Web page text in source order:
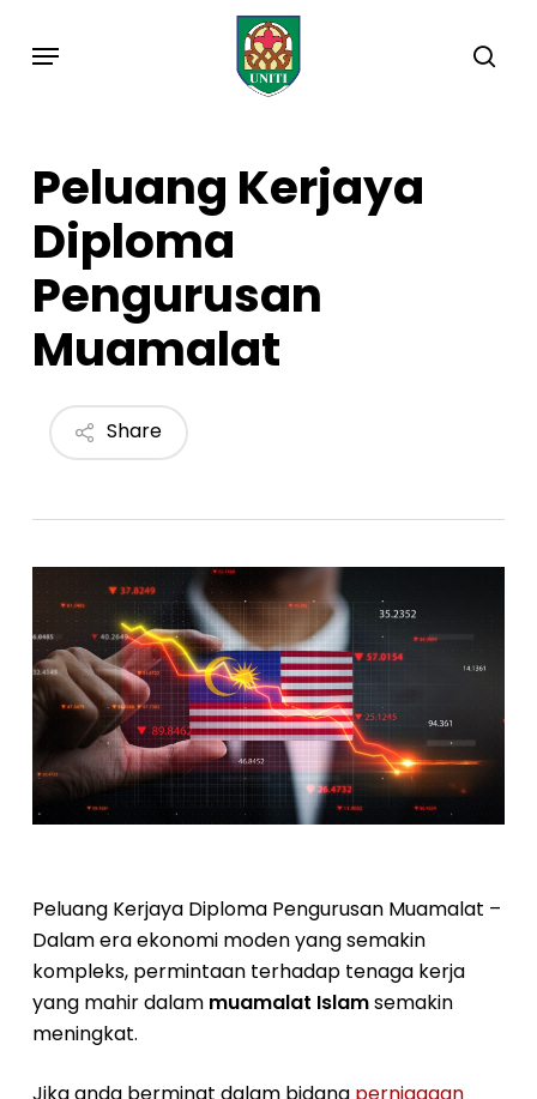
Menu
Peluang Kerjaya
Diploma
Pengurusan
Muamalat
Share
Peluang Kerjaya Diploma Pengurusan Muamalat –
Dalam era ekonomi moden yang semakin
kompleks, permintaan terhadap tenaga kerja
yang mahir dalam muamalat Islamsemakin
meningkat.